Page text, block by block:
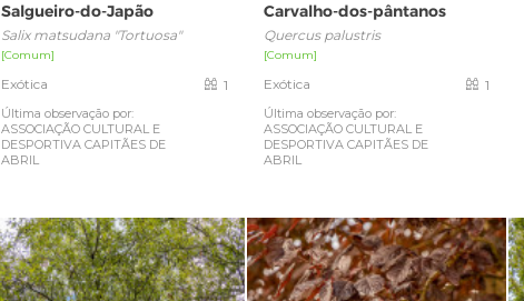
Salgueiro-do-Japão
Salix matsudana "Tortuosa"
[Comum]
Exótica
Última observação por:
ASSOCIAÇÃO CULTURAL E
DESPORTIVA CAPITÃES DE
ABRIL
1
Carvalho-dos-pântanos
Quercus palustris
[Comum]
Exótica
Última observação por:
ASSOCIAÇÃO CULTURAL E
DESPORTIVA CAPITÃES DE
ABRIL
1